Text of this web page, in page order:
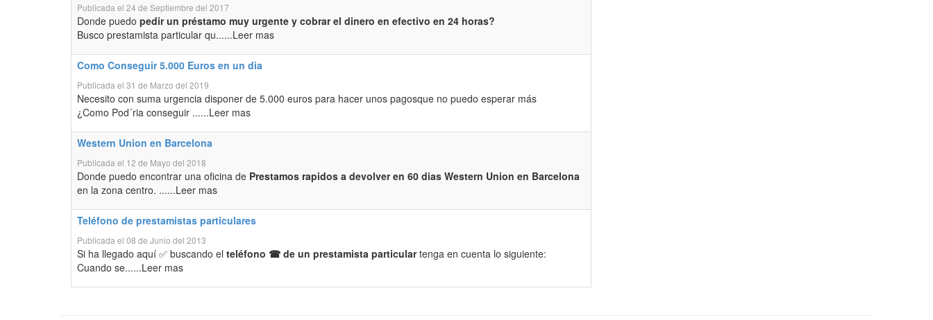
Publicada el 24 de Septiembre del 2017
Donde puedo pedir un préstamo muy urgente y cobrar el dinero en efectivo en 24 horas?
Busco prestamista particular qu......Leer mas
Como Conseguir 5.000 Euros en un dia
Publicada el 31 de Marzo del 2019
Necesito con suma urgencia disponer de 5.000 euros para hacer unos pagosque no puedo esperar más
¿Como Pod´ria conseguir ......Leer mas
Western Union en Barcelona
Publicada el 12 de Mayo del 2018
Donde puedo encontrar una oficina de Prestamos rapidos a devolver en 60 dias Western Union en Barcelona
en la zona centro. ......Leer mas
Teléfono de prestamistas particulares
Publicada el 08 de Junio del 2013
Si ha llegado aquí ✅ buscando el teléfono ☎ de un prestamista particulartenga en cuenta lo siguiente:
Cuando se......Leer mas